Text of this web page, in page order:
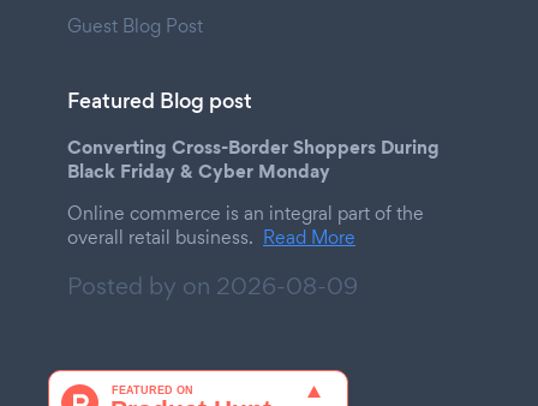
Guest Blog Post
Featured Blog post
Converting Cross-Border Shoppers During
Black Friday & Cyber Monday
Online commerce is an integral part of the
overall retail business. Read More
Posted by on 2026-08-09